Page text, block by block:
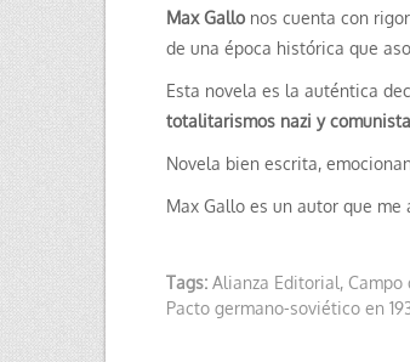
Max Gallo nos cuenta con
de una época histórica que
Esta novela es la auténtica
totalitarismos nazi y
Novela bien escrita,
Max Gallo es un autor que me
Tags: Alianza Editorial, Campo
Pacto germano-soviético en